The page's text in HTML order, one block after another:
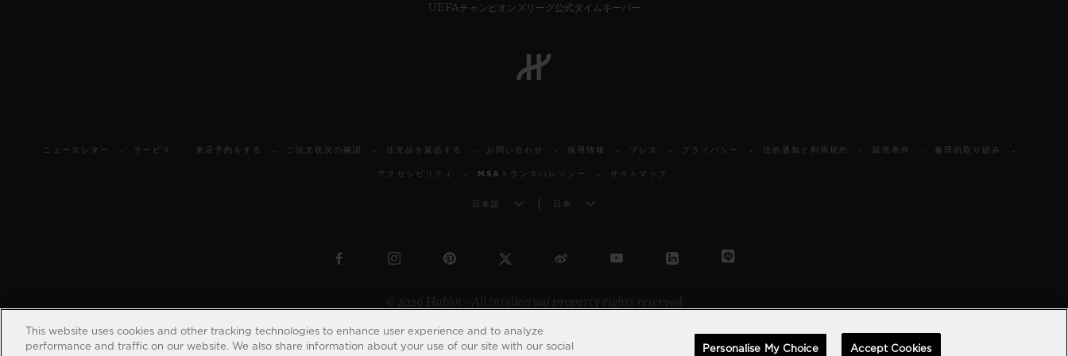
UEFAチャンピオンズリーグ公式タイムキーパー
ニュースレター サービス 来店予約をする ご注文状況の確認 注文品を返品する お問い合わせ 採用情報 プレス プライバシー 法的通知と利用規約 販売条件 倫理的取り組み
アクセシビリティ MSAトランスパレンシー サイトマップ
日本語 日本
© 2026 Hublot - All intellectual property rights reserved
This website uses cookies and other tracking technologies to enhance user experience and to analyze
performance and traffic on our website. We also share information about your use of our site with our social
Personalise My Choice Accept Cookies